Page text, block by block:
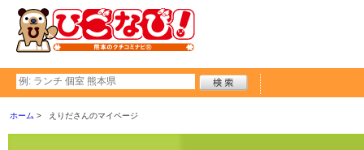
ホーム えりださんのマイページ